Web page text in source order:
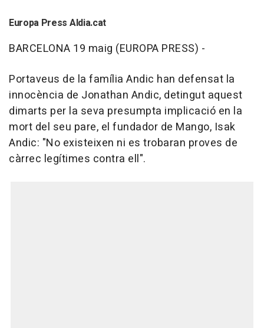
Europa Press Aldia.cat
BARCELONA 19 maig (EUROPA PRESS) -
Portaveus de la família Andic han defensat la
innocència de Jonathan Andic, detingut aquest
dimarts per la seva presumpta implicació en la
mort del seu pare, el fundador de Mango, Isak
Andic: "No existeixen ni es trobaran proves de
càrrec legítimes contra ell".